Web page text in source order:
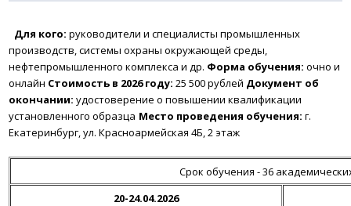
Для кого: руководители и специалисты промышленных
производств, системы охраны окружающей среды,
нефтепромышленного комплекса и др. Форма обучения: очно и
онлайн Стоимость в 2026 году: 25 500 рублей Документ об
окончании: удостоверение о повышении квалификации
установленного образца Место проведения обучения: г.
Екатеринбург, ул. Красноармейская 4Б, 2 этаж
Срок обучения - 36
20-24.04.2026